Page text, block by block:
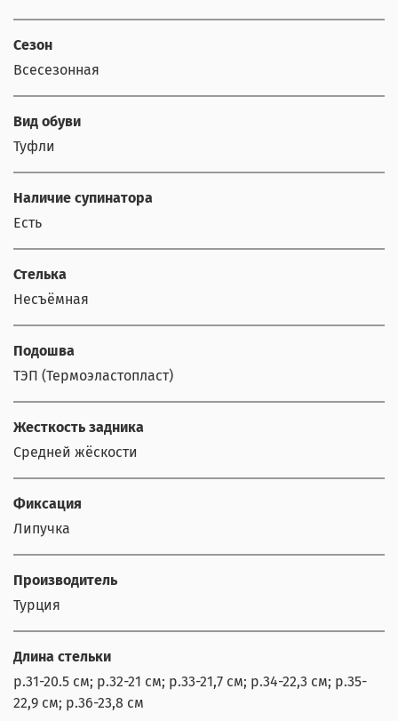
Сезон
Всесезонная
Вид обуви
Туфли
Наличие супинатора
Есть
Стелька
Несъёмная
Подошва
ТЭП (Термоэластопласт)
Жесткость задника
Средней жёскости
Фиксация
Липучка
Производитель
Турция
Длина стельки
р.31-20.5 см; р.32-21 см; р.33-21,7 см; р.34-22,3 см; р.35-
22,9 см; р.36-23,8 см